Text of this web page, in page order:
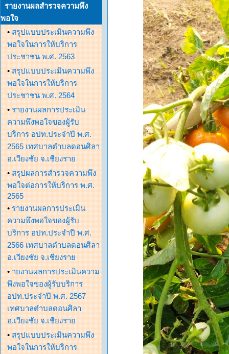
รายงานผลสำรวจความพึง
พอใจ
• สรุปแบบประเมินความพึง
พอใจในการให้บริการ
ประชาชน พ.ศ. 2563
• สรุปแบบประเมินความพึง
พอใจในการให้บริการ
ประชาชน พ.ศ. 2564
• รายงานผลการประเมิน
ความพึงพอใจของผู้รับ
บริการ อปท.ประจำปี พ.ศ.
2565 เทศบาลตำบลดอนศิลา
อ.เวียงชัย จ.เชียงราย
• สรุปผลการสำรวจความพึง
พอใจต่อการให้บริการ พ.ศ.
2565
• รายงานผลการประเมิน
ความพึงพอใจของผู้รับ
บริการ อปท.ประจำปี พ.ศ.
2566 เทศบาลตำบลดอนศิลา
อ.เวียงชัย จ.เชียงราย
• ายงานผลการประเมินความ
พึงพอใจของผู้รับบริการ
อปท.ประจำปี พ.ศ. 2567
เทศบาลตำบลดอนศิลา
อ.เวียงชัย จ.เชียงราย
• สรุปแบบประเมินความพึง
พอใจในการให้บริการ